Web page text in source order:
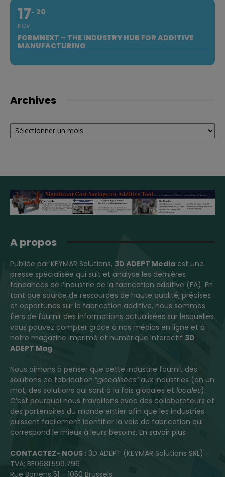
17
NOV
20
FORMNEXT – THE INDUSTRY HUB FOR ADDITIVE
MANUFACTURING
Archives
Archives
A propos
Publiée par KEYMAR Solutions, 3D ADEPT Media est une
presse spécialisée qui suit et analyse les dernières
tendances de l’industrie de la fabrication additive (FA). En
tant que source de ressources de haute qualité, précises
et opportunes sur la fabrication additive, nous sommes
fiers de fournir des informations actualisées sur lesquelles
vous pouvez compter grâce à nos médias en ligne et à
notre magazine imprimé et numérique interactif 3D
ADEPT Mag.
Nous aimons à penser que cette industrie fournit des
solutions de fabrication “glocalisées” aux industries (en un
mot, des solutions qui sont à la fois globales et locales).
C’est pourquoi nous travaillons avec des collaborateurs et
des partenaires du monde entier afin que les industries
puissent facilement identifier la voie de fabrication qui
correspond le mieux à leurs besoins. En savoir plus
CONTACTEZ- NOUS : 3D ADEPT (KEYMAR Solutions SRL) –
TVA: BE0681.599.796
Rue Borrens 51 – 1050 Brussels